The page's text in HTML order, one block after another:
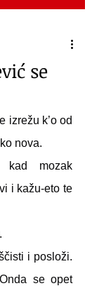
se
izrežu k’o od
nova.
mozak
i kažu-eto te
i posloži.
se opet